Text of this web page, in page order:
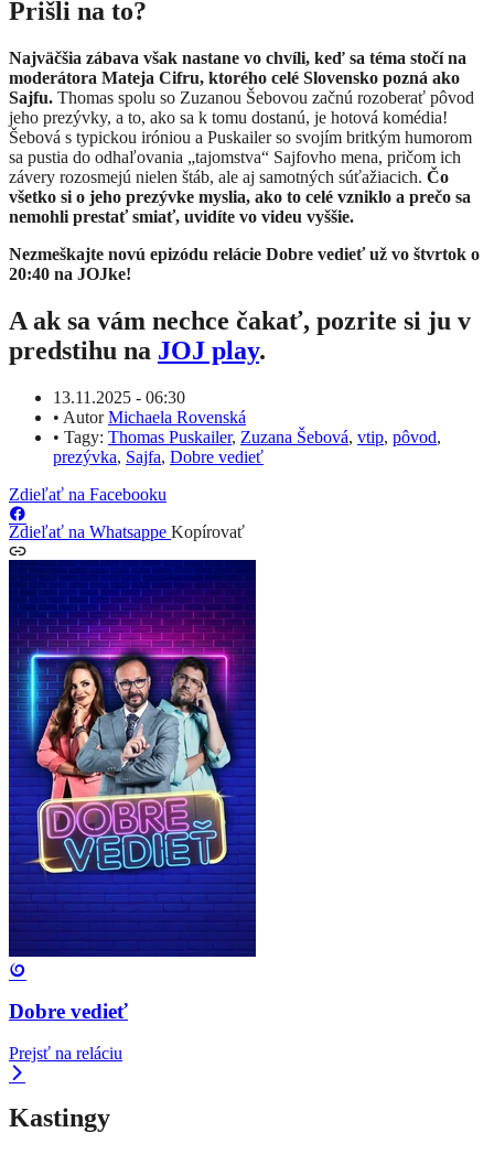
Prišli na to?
Najväčšia zábava však nastane vo chvíli, keď sa téma stočí na
moderátora Mateja Cifru, ktorého celé Slovensko pozná ako
Sajfu. Thomas spolu so Zuzanou Šebovou začnú rozoberať pôvod
jeho prezývky, a to, ako sa k tomu dostanú, je hotová komédia!
Šebová s typickou iróniou a Puskailer so svojím britkým humorom
sa pustia do odhaľovania „tajomstva“ Sajfovho mena, pričom ich
závery rozosmejú nielen štáb, ale aj samotných súťažiacich. Čo
všetko si o jeho prezývke myslia, ako to celé vzniklo a prečo sa
nemohli prestať smiať, uvidíte vo videu vyššie.
Nezmeškajte novú epizódu relácie Dobre vedieť už vo štvrtok o
20:40 na JOJke!
A ak sa vám nechce čakať, pozrite si ju v
predstihu na JOJ play.
13.11.2025 - 06:30
• AutorMichaela Rovenská
• Tagy: Thomas Puskailer, Zuzana Šebová, vtip, pôvod,
prezývka, Sajfa, Dobre vedieť
Zdieľať na Facebooku
Zdieľať na Whatsappe Kopírovať
Dobre vedieť
Prejsť na reláciu
Kastingy